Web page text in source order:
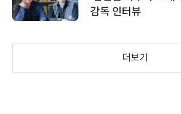
감독 인터뷰
더보기